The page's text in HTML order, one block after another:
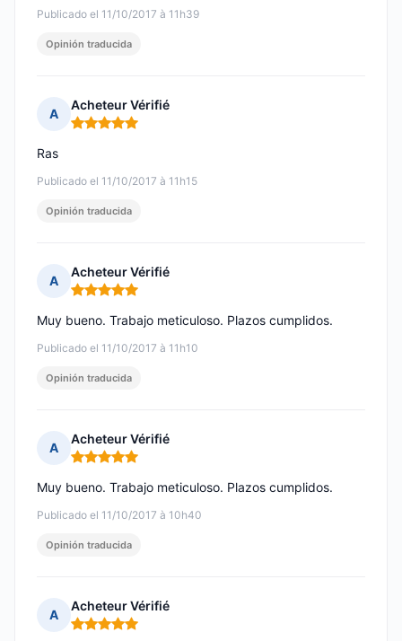
Publicado el 11/10/2017 à 11h39
Opinión traducida
A
Acheteur Vérifié
Nota: 5 de 5
Publicado el 11/10/2017 à 11h15
Ras
Opinión traducida
A
Acheteur Vérifié
Nota: 5 de 5
Publicado el 11/10/2017 à 11h10
Muy bueno. Trabajo meticuloso. Plazos cumplidos.
Opinión traducida
A
Acheteur Vérifié
Nota: 5 de 5
Publicado el 11/10/2017 à 10h40
Muy bueno. Trabajo meticuloso. Plazos cumplidos.
Opinión traducida
A
Acheteur Vérifié
Nota: 5 de 5